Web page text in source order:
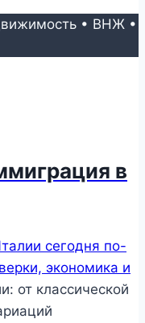
• ВНЖ •
в
сегодня по-
экономика и
от классической